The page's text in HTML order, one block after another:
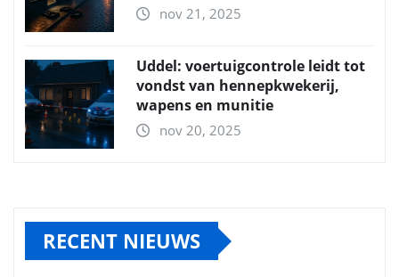
nov 21, 2025
Uddel: voertuigcontrole leidt tot
vondst van hennepkwekerij,
wapens en munitie
nov 20, 2025
RECENT NIEUWS